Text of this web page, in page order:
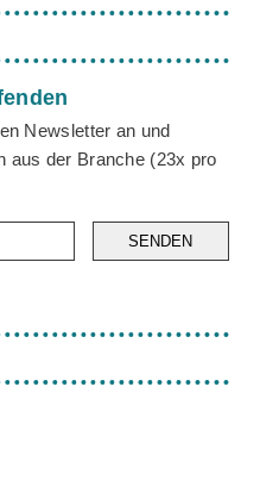
Newsletter an und
aus der Branche (23x pro
SENDEN